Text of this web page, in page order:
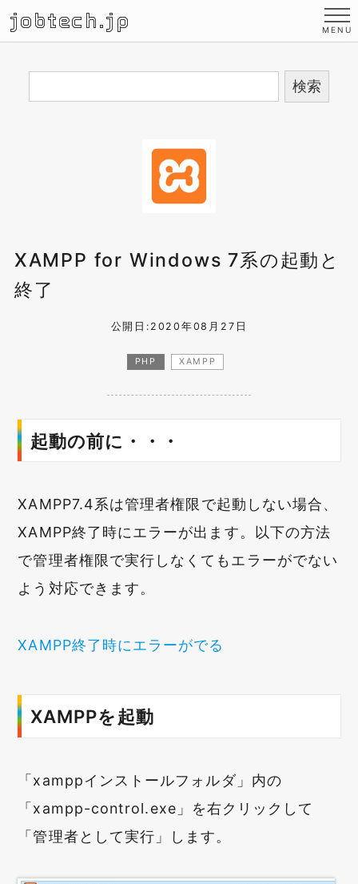
jobtech.jp
XAMPP for Windows 7系の起動と
終了
公開日:2020年08月27日
PHP XAMPP
起動の前に・・・
XAMPP7.4系は管理者権限で起動しない場合、
XAMPP終了時にエラーが出ます。以下の方法
で管理者権限で実行しなくてもエラーがでない
よう対応できます。
XAMPP終了時にエラーがでる
XAMPPを起動
「xamppインストールフォルダ」内の
「xampp-control.exe」を右クリックして
「管理者として実行」します。